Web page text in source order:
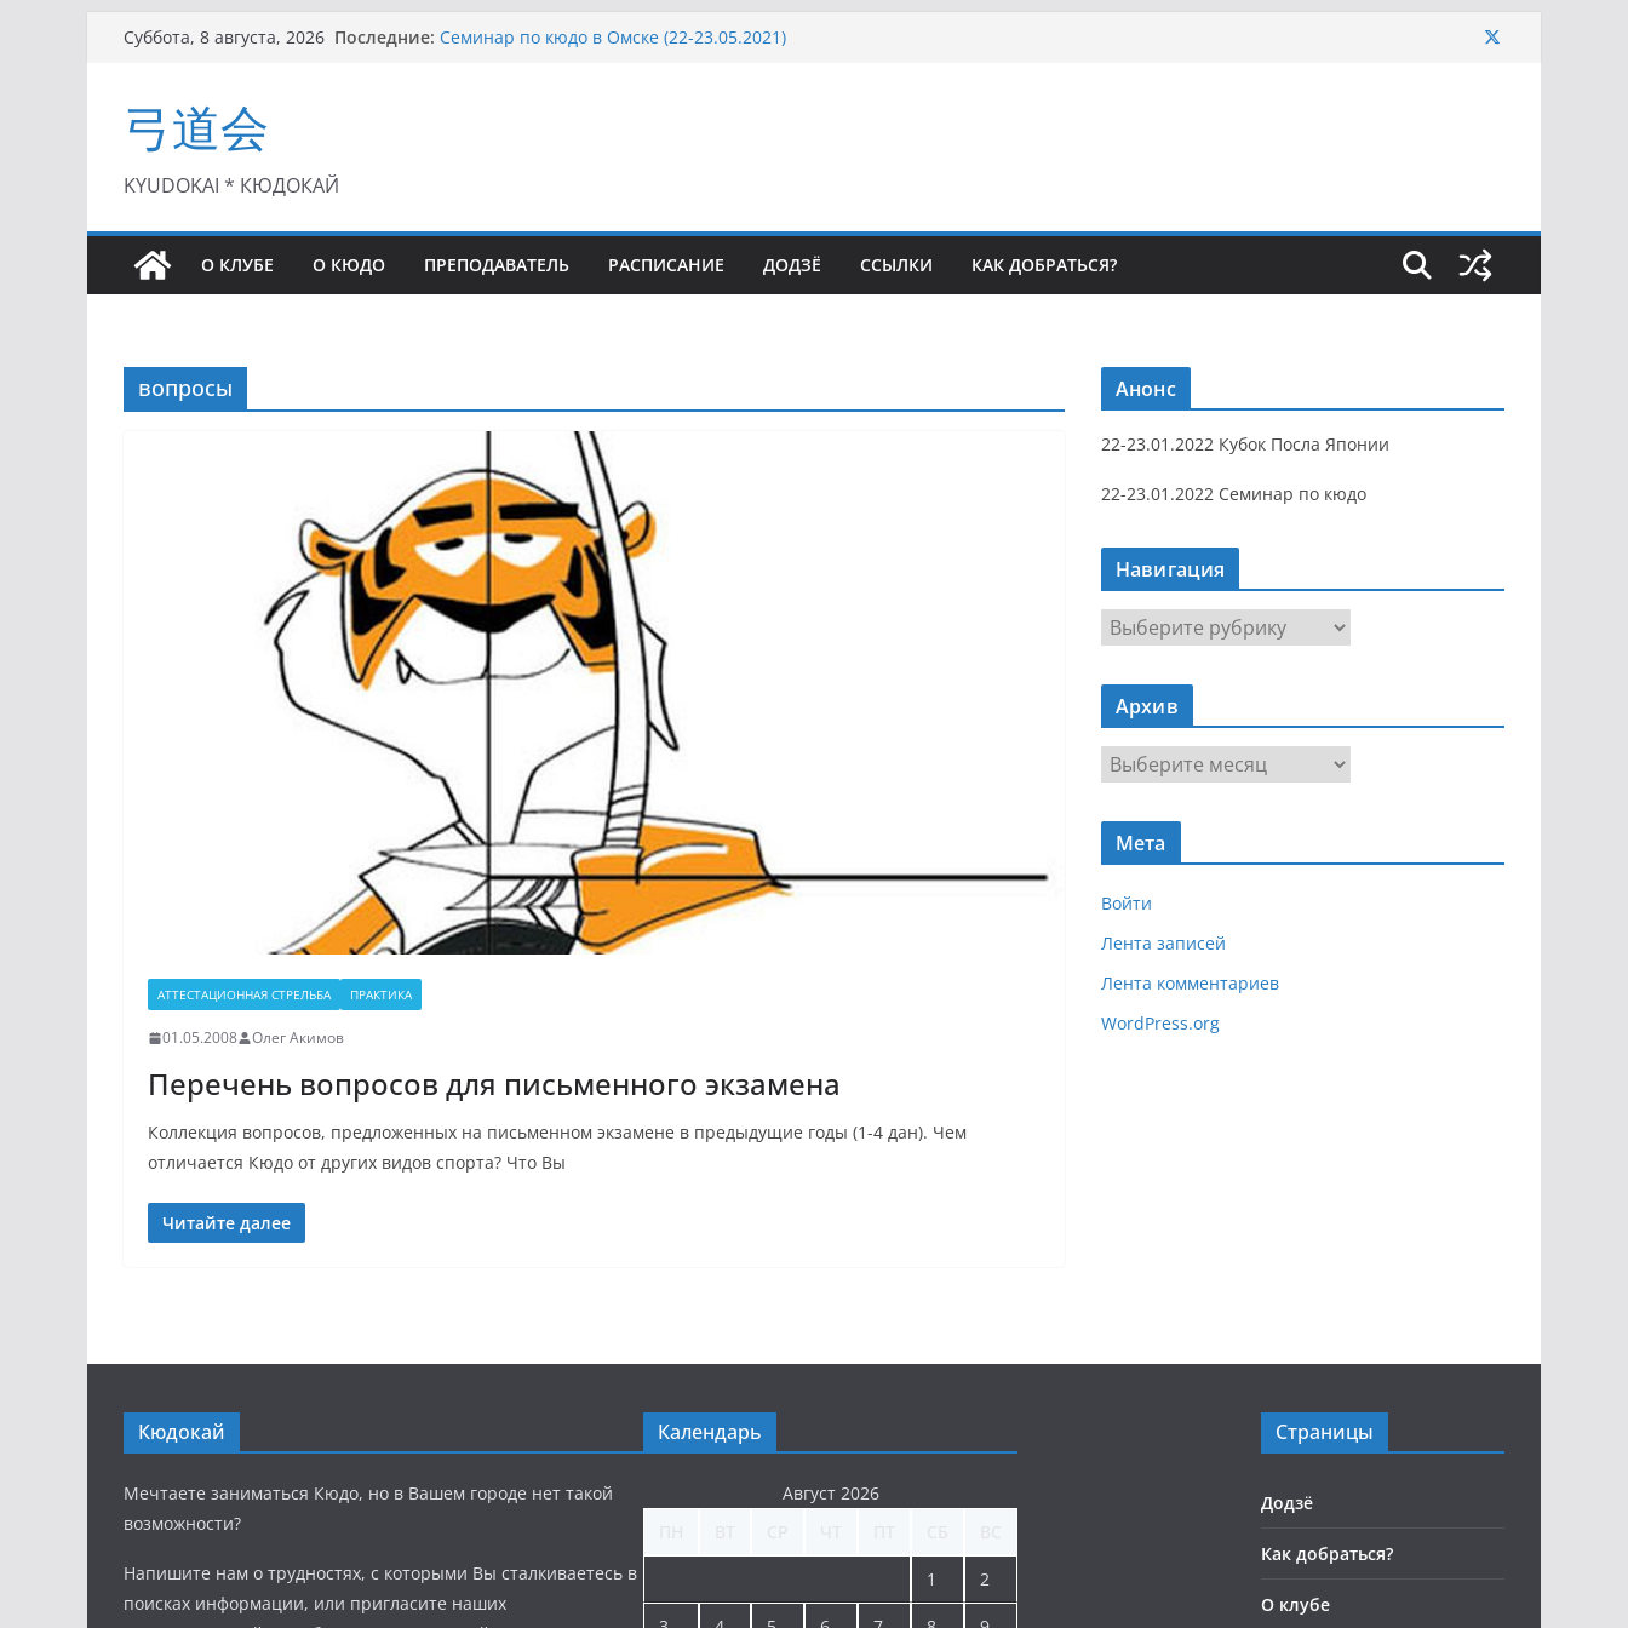
Перейти
Суббота, 8 августа, 2026 Последние: Семинар по кюдо в Омске (22-23.05.2021)
弓道会
KYUDOKAI * КЮДОКАЙ
О КЛУБЕ О КЮДО ПРЕПОДАВАТЕЛЬ РАСПИСАНИЕ ДОДЗЁ ССЫЛКИ КАК ДОБРАТЬСЯ?
вопросы
АТТЕСТАЦИОННАЯ СТРЕЛЬБА ПРАКТИКА
01.05.2008 Олег Акимов
Перечень вопросов для письменного экзамена
Коллекция вопросов, предложенных на письменном экзамене в предыдущие годы (1-4 дан). Чем
отличается Кюдо от других видов спорта? Что Вы
Читайте далее
Анонс
22-23.01.2022 Кубок Посла Японии
22-23.01.2022 Семинар по кюдо
Навигация
Н
а
в
г
я
Архив
р
х
Мета
Войти
Лента записей
Лента комментариев
WordPress.org
Кюдокай
Мечтаете заниматься Кюдо, но в Вашем городе нет такой
возможности?
Напишите нам о трудностях, с которыми Вы сталкиваетесь в
поисках информации, или пригласите наших
Календарь
Август 2026
1 2
Страницы
Додзё
Как добраться?
О клубе